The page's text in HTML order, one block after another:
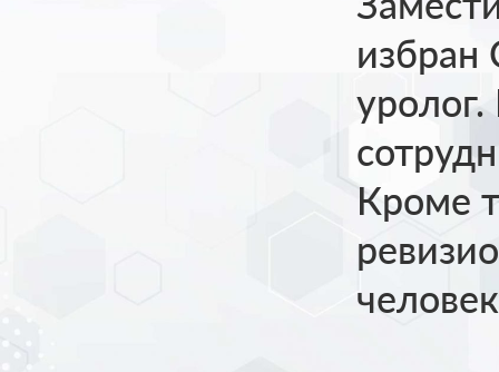
избран
Кроме